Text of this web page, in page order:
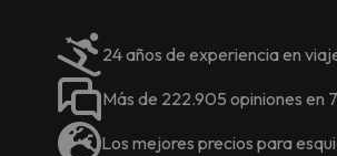
24 años de experiencia en
Más de 222.905 opiniones en
Los mejores precios para